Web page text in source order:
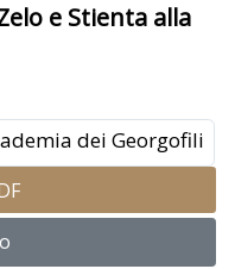
e Stienta alla
dei Georgofili